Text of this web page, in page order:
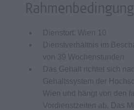
Dienstort: Wien 10
Dienstverhältnis im
von 39 Wochenstunden
Das Gehalt richtet sich
Gehaltssystem der
Wien und hängt von den
Vordienstzeiten ab. Das